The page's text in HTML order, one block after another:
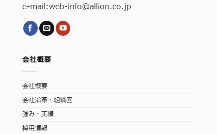
e-mail:web-info@allion.co.jp
会社概要
会社概要
会社沿革・組織図
強み・実績
採用情報